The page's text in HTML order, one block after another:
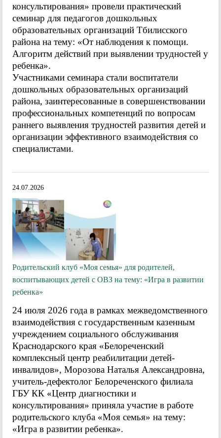
консультирования» провели практический
семинар для педагогов дошкольных
образовательных организаций Тбилисского
района на тему: «От наблюдения к помощи.
Алгоритм действий при выявлении трудностей у
ребенка».
Участниками семинара стали воспитатели
дошкольных образовательных организаций
района, заинтересованные в совершенствовании
профессиональных компетенций по вопросам
раннего выявления трудностей развития детей и
организации эффективного взаимодействия со
специалистами.
24.07.2026
Родительский клуб «Моя семья» для родителей,
воспитывающих детей с ОВЗ на тему: «Игра в развитии
ребенка»
24 июля 2026 года в рамках межведомственного
взаимодействия с государственным казенным
учреждением социального обслуживания
Краснодарского края «Белореченский
комплексный центр реабилитации детей-
инвалидов», Морозова Наталья Александровна,
учитель-дефектолог Белореченского филиала
ГБУ КК «Центр диагностики и
консультирования» приняла участие в работе
родительского клуба «Моя семья» на тему:
«Игра в развитии ребенка».